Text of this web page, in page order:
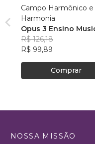
Campo Harmônico e
Harmonia
Opus 3 Ensino
+2
R$ 126,18
R$ 99,89
Comprar
NOSSA MISSÃO